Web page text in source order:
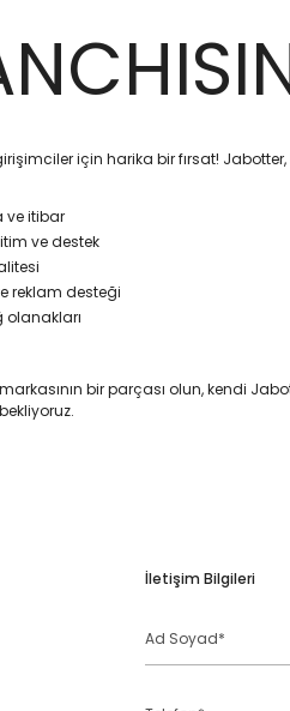
için harika bir fırsat!
ve itibar
ve destek
reklam desteği
olanakları
bir parçası olun, kendi
İletişim Bilgileri
Soyad